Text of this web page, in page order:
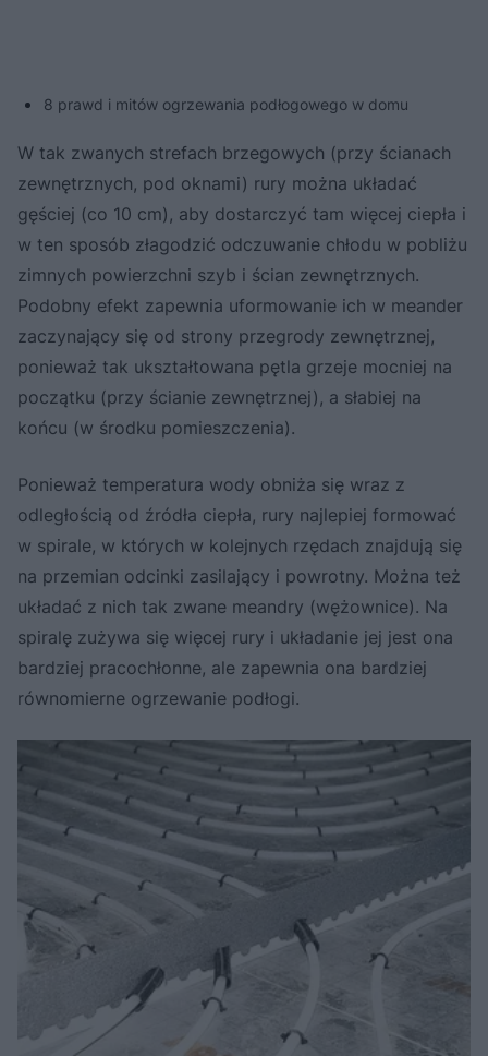
8 prawd i mitów ogrzewania podłogowego w domu
W tak zwanych strefach brzegowych (przy ścianach
zewnętrznych, pod oknami) rury można układać
gęściej (co 10 cm), aby dostarczyć tam więcej ciepła i
w ten sposób złagodzić odczuwanie chłodu w pobliżu
zimnych powierzchni szyb i ścian zewnętrznych.
Podobny efekt zapewnia uformowanie ich w meander
zaczynający się od strony przegrody zewnętrznej,
ponieważ tak ukształtowana pętla grzeje mocniej na
początku (przy ścianie zewnętrznej), a słabiej na
końcu (w środku pomieszczenia).
Ponieważ temperatura wody obniża się wraz z
odległością od źródła ciepła, rury najlepiej formować
w spirale, w których w kolejnych rzędach znajdują się
na przemian odcinki zasilający i powrotny. Można też
układać z nich tak zwane meandry (wężownice). Na
spiralę zużywa się więcej rury i układanie jej jest ona
bardziej pracochłonne, ale zapewnia ona bardziej
równomierne ogrzewanie podłogi.